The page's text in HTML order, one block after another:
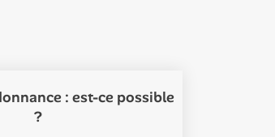
: est-ce possible
?